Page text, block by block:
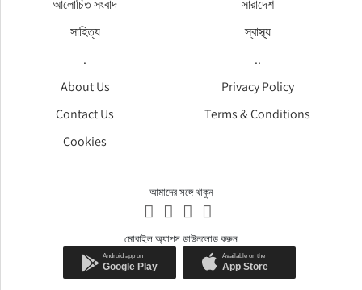
আলোচিত সংবাদ
সারাদেশ
সাহিত্য
স্বাস্থ্য
.
..
About Us
Privacy Policy
Contact Us
Terms & Conditions
Cookies
আমাদের সঙ্গে থাকুন
মোবাইল অ্যাপস ডাউনলোড করুন